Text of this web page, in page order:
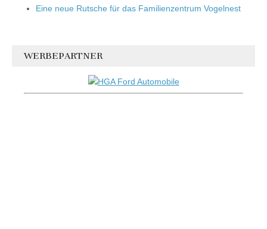
Eine neue Rutsche für das Familienzentrum Vogelnest
WERBEPARTNER